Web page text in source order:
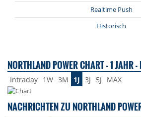
Realtime Push
Historisch
NORTHLAND POWER CHART - 1 JAHR
Intraday 1W 3M 1J 3J 5J MAX
NACHRICHTEN ZU NORTHLAND